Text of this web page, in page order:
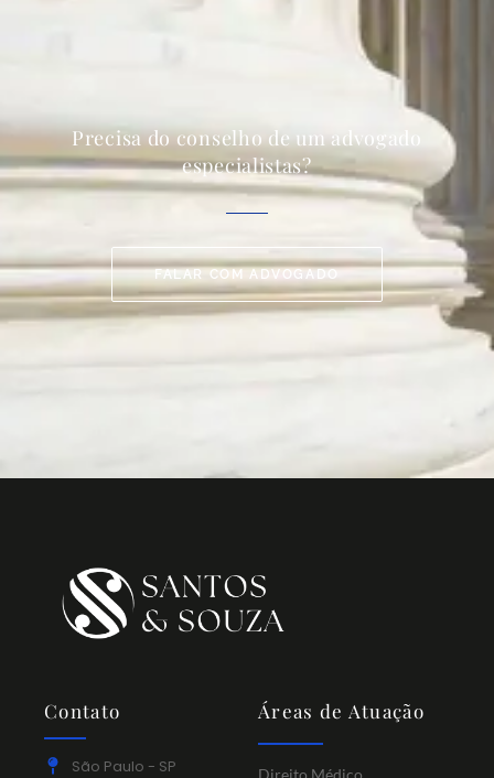
Precisa do conselho de um advogado
especialistas?
FALAR COM ADVOGADO
Contato
São Paulo - SP
Áreas de Atuação
Direito Médico